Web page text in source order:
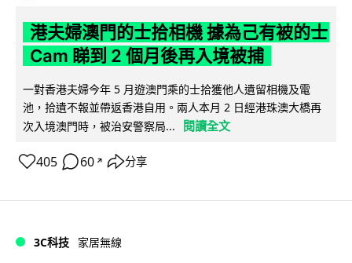
港夫婦澳門的士拾相機 據為己有被的士
Cam 睇到 2 個月後再入境被捕
一對香港夫婦今年 5 月遊澳門乘的士拾獲他人遺留相機及電
池，拾遺不報並帶返香港自用。兩人本月 2 日經港珠澳大橋再
次入境澳門時，被治安警察局...
閱讀全文
405 60 ↗ 分享
3C科技 家居無線